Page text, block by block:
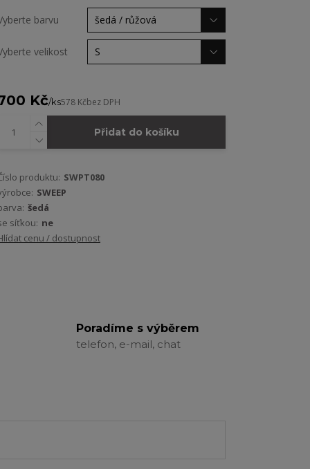
barvu
velikost
Kč/ks578 Kčbez DPH
Přidat do košíku
produktu: SWPT080
SWEEP
šedá
síťkou: ne
cenu / dostupnost
Poradíme s výběrem
telefon, e-mail, chat